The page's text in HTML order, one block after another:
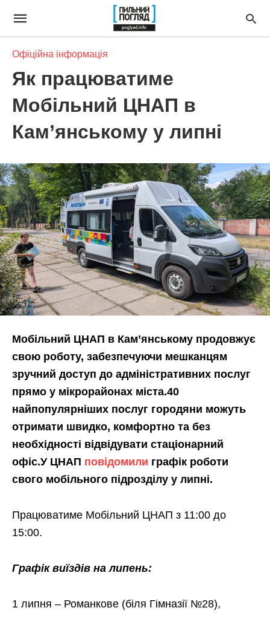
Офіційна інформація
Як працюватиме
Мобільний ЦНАП в
Кам’янському у липні
Мобільний ЦНАП в Кам’янському продовжує
свою роботу, забезпечуючи мешканцям
зручний доступ до адміністративних послуг
прямо у мікрорайонах міста.40
найпопулярніших послуг городяни можуть
отримати швидко, комфортно та без
необхідності відвідувати стаціонарний
офіс.У ЦНАП повідомили графік роботи
свого мобільного підрозділу у липні.
Працюватиме Мобільний ЦНАП з 11:00 до
15:00.
Графік виїздів на липень:
1 липня – Романкове (біля Гімназії №28),